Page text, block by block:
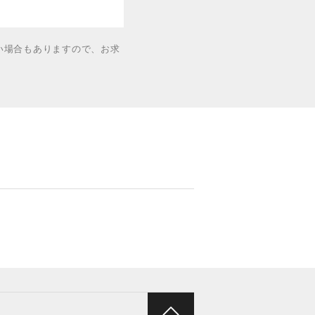
合もありますので、お求